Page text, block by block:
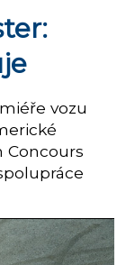
vozu
Concours